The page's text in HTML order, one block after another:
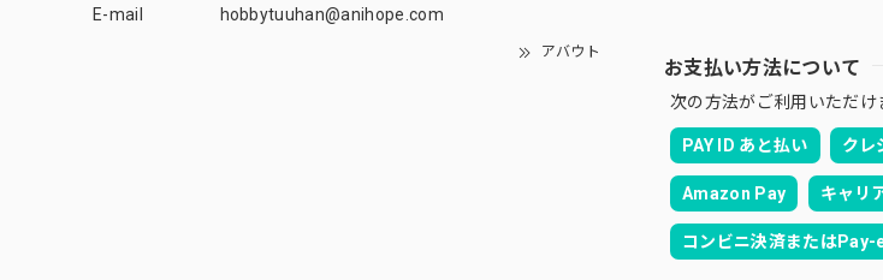
E-mail
hobbytuuhan@anihope.com
アバウト お支払い方法について
次の方法がご利用いただけ
PAY ID あと払い クレ
Amazon Pay キャリ
コンビニ決済またはPay-